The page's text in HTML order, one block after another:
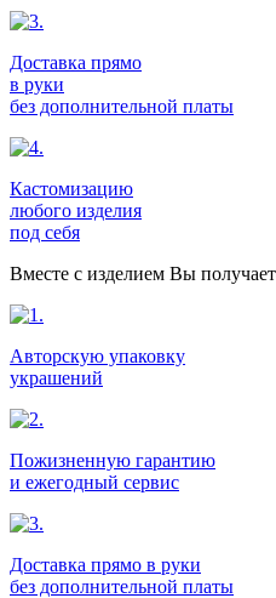
Доставка прямо
в руки
без дополнительной платы
Кастомизацию
любого изделия
под себя
Вместе с изделием Вы
Авторскую упаковку
украшений
Пожизненную гарантию
и ежегодный сервис
Доставка прямо в руки
без дополнительной платы